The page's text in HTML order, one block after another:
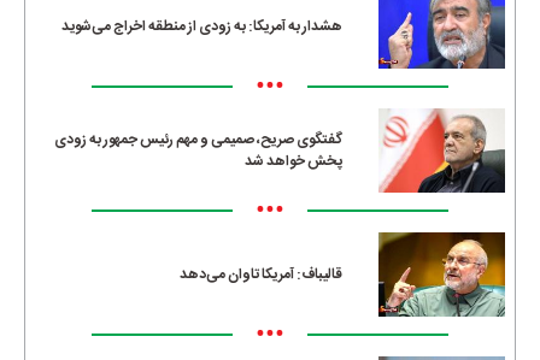
هشدار به آمریکا: به زودی از منطقه اخراج می‌شوید
•••
گفتگوی صریح، صمیمی و مهم رئیس جمهور به زودی
پخش خواهد شد
•••
قالیباف: آمریکا تاوان می‌دهد
•••